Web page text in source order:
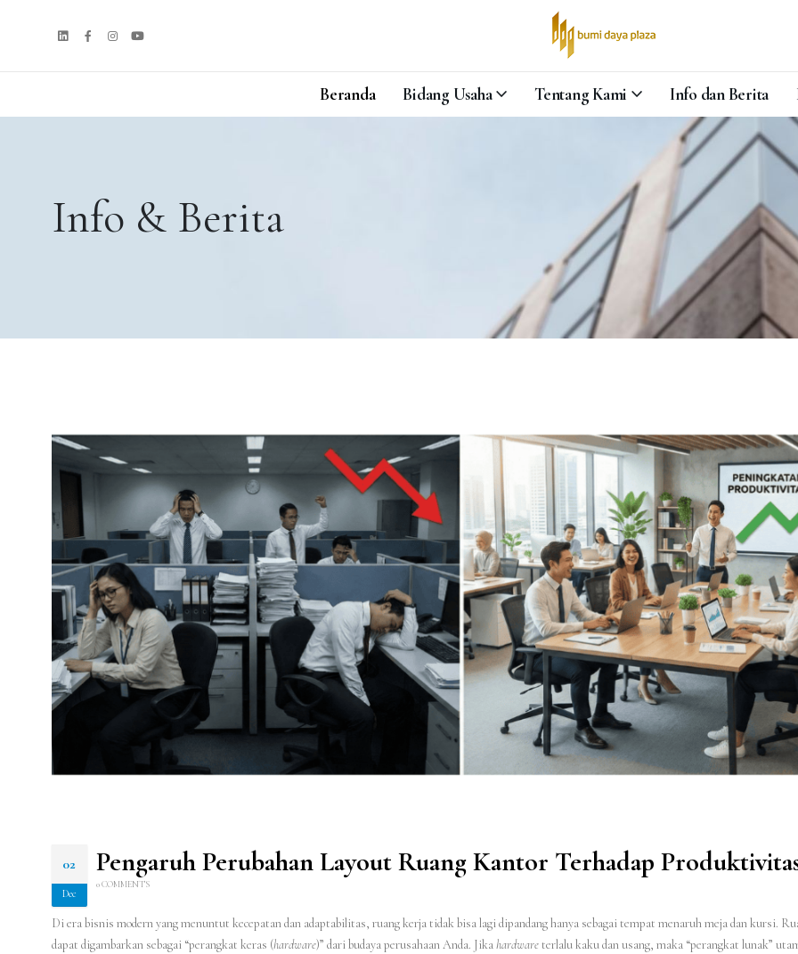
Beranda Bidang Usaha Tentang Kami Info dan Berita
Info & Berita
02
Dec
Pengaruh Perubahan Layout Ruang Kantor Terhadap
0 COMMENTS
Di era bisnis modern yang menuntut kecepatan dan adaptabilitas, ruang kerja tidak bisa lagi dipandang hanya sebagai tempat menaruh meja dan kursi.
dapat digambarkan sebagai “perangkat keras (hardware)” dari budaya perusahaan Anda. Jikahardwareterlalu kaku dan usang, maka “perangkat lunak”